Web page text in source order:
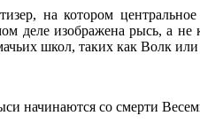
на котором
деле изображена рысь, а
школ, таких как Волк
начинаются со смерти